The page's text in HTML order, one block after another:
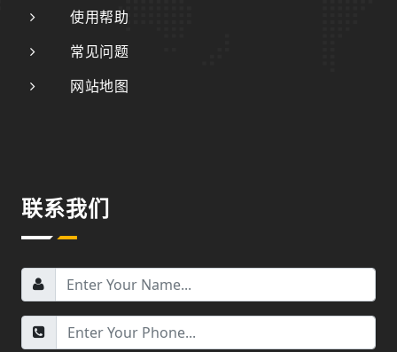
使用帮助
常见问题
网站地图
联系我们